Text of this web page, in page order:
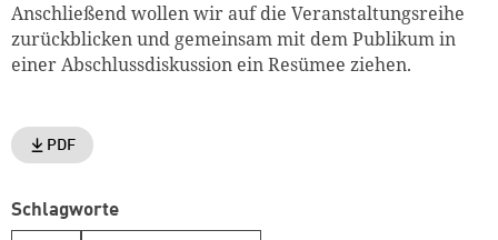
Anschließend wollen wir auf die Veranstaltungsreihe
zurückblicken und gemeinsam mit dem Publikum in
einer Abschlussdiskussion ein Resümee ziehen.
PDF
Schlagworte
weiter lesen Zum Warenkorb